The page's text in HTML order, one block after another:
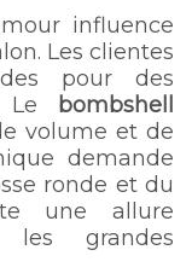
influence
Les clientes
pour des
Le bombshell
volume et de
demande
ronde et du
une allure
les grandes